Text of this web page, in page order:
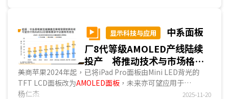
高端机种采用Micro OLED的大方向将不会改变。...
显示科技与应用
中系面板
厂8代等级AMOLED产线陆续
投产 将推动技术与市场格局
转变
美商苹果2024年起，已将iPad Pro面板由Mini LED背光的
TFT LCD面板改为AMOLED面板 ，未来亦可望应用于
MacBook、iPad mini等产品，非苹业者亦有机会跟进。
杨仁杰 2025-11-20